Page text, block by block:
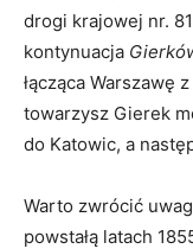
drogi krajowej nr.
kontynuacja
łącząca Warszawę
towarzysz Gierek
do Katowic, a
Warto zwrócić
powstałą latach